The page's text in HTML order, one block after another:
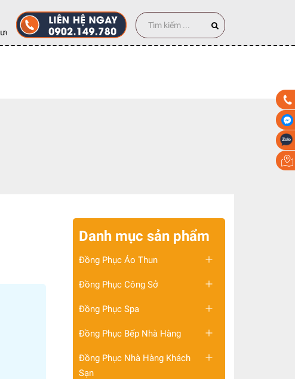
Lượng 100 cái
Danh mục sản phẩm
Đồng Phục Áo Thun
Đồng Phục Công Sở
Đồng Phục Spa
Đồng Phục Bếp Nhà Hàng
Đồng Phục Nhà Hàng Khách
Sạn